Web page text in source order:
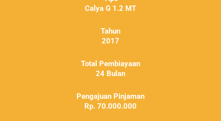
Calya G 1.2 MT
Tahun
2017
Total Pembiayaan
24 Bulan
Pengajuan Pinjaman
Rp. 70.000.000